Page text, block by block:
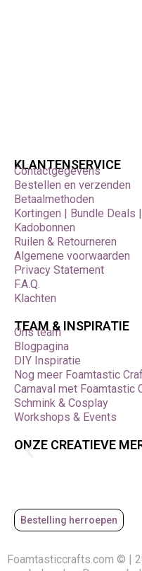
KLANTENSERVICE
Contactgegevens
Bestellen en verzenden
Betaalmethoden
Kortingen | Bundle Deals
Kadobonnen
Ruilen & Retourneren
Algemene voorwaarden
Privacy Statement
F.A.Q.
Klachten
TEAM & INSPIRATIE
Ons team
Blogpagina
DIY Inspiratie
Nog meer Foamtastic
Carnaval met Foamtastic
Schmink & Cosplay
Workshops & Events
ONZE CREATIEVE
Bestelling herroepen
Foamtasticcrafts.com © |